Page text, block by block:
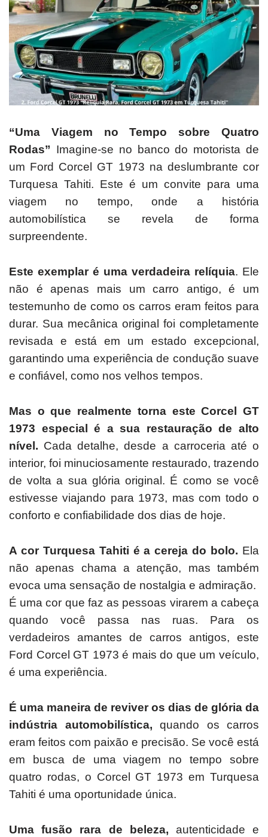
“Uma Viagem no Tempo sobre Quatro
Rodas” Imagine-se no banco do motorista de
um Ford Corcel GT 1973 na deslumbrante cor
Turquesa Tahiti. Este é um convite para uma
viagem no tempo, onde a história
automobilística se revela de forma
surpreendente.
Este exemplar é uma verdadeira relíquia. Ele
não é apenas mais um carro antigo, é um
testemunho de como os carros eram feitos para
durar. Sua mecânica original foi completamente
revisada e está em um estado excepcional,
garantindo uma experiência de condução suave
e confiável, como nos velhos tempos.
Mas o que realmente torna este Corcel GT
1973 especial é a sua restauração de alto
nível. Cada detalhe, desde a carroceria até o
interior, foi minuciosamente restaurado, trazendo
de volta a sua glória original. É como se você
estivesse viajando para 1973, mas com todo o
conforto e confiabilidade dos dias de hoje.
A cor Turquesa Tahiti é a cereja do bolo. Ela
não apenas chama a atenção, mas também
evoca uma sensação de nostalgia e admiração.
É uma cor que faz as pessoas virarem a cabeça
quando você passa nas ruas. Para os
verdadeiros amantes de carros antigos, este
Ford Corcel GT 1973 é mais do que um veículo,
é uma experiência.
É uma maneira de reviver os dias de glória da
indústria automobilística, quando os carros
eram feitos com paixão e precisão. Se você está
em busca de uma viagem no tempo sobre
quatro rodas, o Corcel GT 1973 em Turquesa
Tahiti é uma oportunidade única.
Uma fusão rara de beleza, autenticidade e